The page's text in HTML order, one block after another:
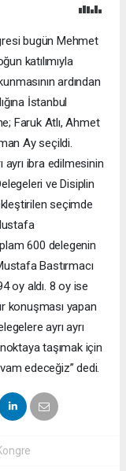
bugün Mehmet
katılımıyla
ardından
İstanbul
Faruk Atlı, Ahmet
Ay seçildi.
ayrı ibra edilmesinin
ve Disiplin
seçimde
600 delegenin
Bastırmacı
oy aldı. 8 oy ise
konuşması yapan
ayrı ayrı
taşımak için
edeceğiz” dedi.